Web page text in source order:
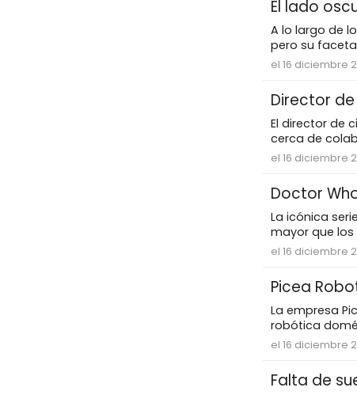
El lado
A lo largo de
pero su
el 16 diciembre
Director
El director de
cerca de
el 16 diciembre
Doctor
La icónica
mayor que los
el 16 diciembre
Picea
La empresa
robótica
el 16 diciembre
Falta de